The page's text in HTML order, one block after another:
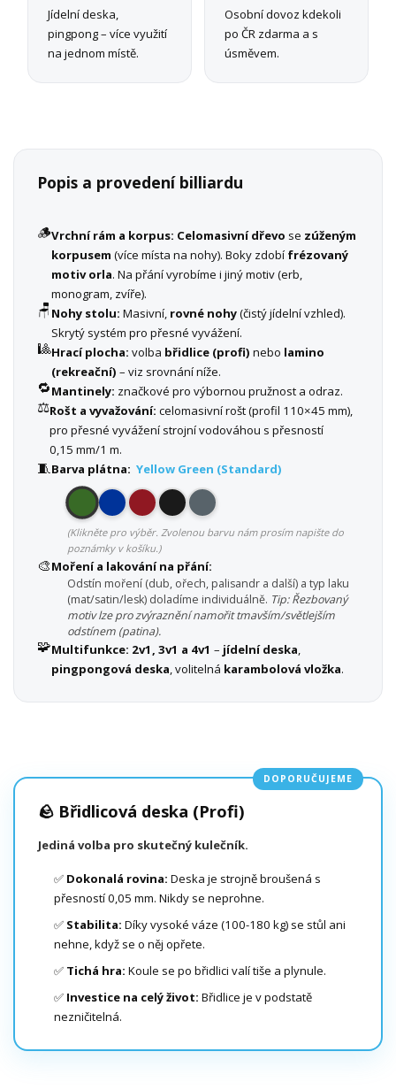
Jídelní deska,
pingpong – více využití
na jednom místě.
Osobní dovoz kdekoli
po ČR zdarma a s
úsměvem.
Popis a provedení billiardu
🪵Vrchní rám a korpus: Celomasivní dřevo se zúženým
korpusem (více místa na nohy). Boky zdobí frézovaný
motiv orla. Na přání vyrobíme i jiný motiv (erb,
monogram, zvíře).
🪑 Nohy stolu: Masivní, rovné nohy(čistý jídelní vzhled).
Skrytý systém pro přesné vyvážení.
🎱Hrací plocha: volba břidlice (profi) nebo lamino
(rekreační) – viz srovnání níže.
🔁Mantinely: značkové pro výbornou pružnost a odraz.
⚖️Rošt a vyvažování: celomasivní rošt (profil 110×45 mm),
pro přesné vyvážení strojní vodováhou s přesností
0,15 mm/1 m.
🧵Barva plátna: Yellow Green (Standard)
(Klikněte pro výběr. Zvolenou barvu nám prosím napište do
poznámky v košíku.)
🎨Moření a lakování na přání:
Odstín moření (dub, ořech, palisandr a další) a typ laku
(mat/satin/lesk) doladíme individuálně. Tip: Řezbovaný
motiv lze pro zvýraznění namořit tmavším/světlejším
odstínem (patina).
🧩Multifunkce: 2v1, 3v1 a 4v1 – jídelní deska,
pingpongová deska, volitelná karambolová vložka.
DOPORUČUJEME
🪨 Břidlicová deska (Profi)
Jediná volba pro skutečný kulečník.
✅ Dokonalá rovina: Deska je strojně broušená s
přesností 0,05 mm. Nikdy se neprohne.
✅ Stabilita: Díky vysoké váze (100-180 kg) se stůl ani
nehne, když se o něj opřete.
✅ Tichá hra: Koule se po břidlici valí tiše a plynule.
✅ Investice na celý život: Břidlice je v podstatě
nezničitelná.